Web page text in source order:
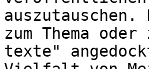
zum Thema
texte"